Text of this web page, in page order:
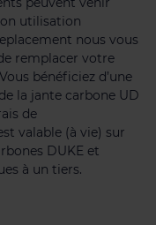
utilisation
nous vous
remplacer votre
bénéficiez d’une
la jante carbone UD
de
valable (à vie) sur
DUKE et
à un tiers.